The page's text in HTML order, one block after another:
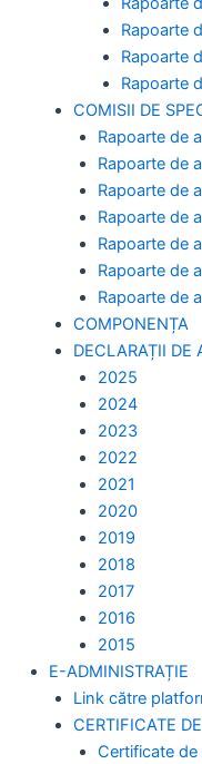
Rapoarte
Rapoarte
Rapoarte
COMISII DE
Rapoarte de
Rapoarte de
Rapoarte de
Rapoarte de
Rapoarte de
Rapoarte de
Rapoarte de
COMPONENȚA
DECLARAȚII DE
2025
2024
2023
2022
2021
2020
2019
2018
2017
2016
2015
E-ADMINISTRAȚIE
Link către
CERTIFICATE
Certificate